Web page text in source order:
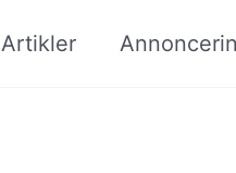
Artikler